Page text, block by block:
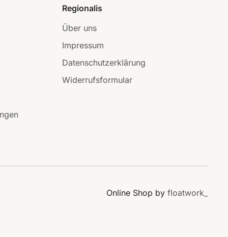
Regionalis
Über uns
Impressum
Datenschutzerklärung
Widerrufsformular
Online Shop by floatwork_